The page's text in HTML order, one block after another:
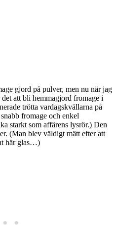
gjord på pulver, men nu när jag
att bli hemmagjord fromage i
trötta vardagskvällarna på
fromage och enkel
starkt som affärens lysrör.) Den
(Man blev väldigt mätt efter att
här glas…)